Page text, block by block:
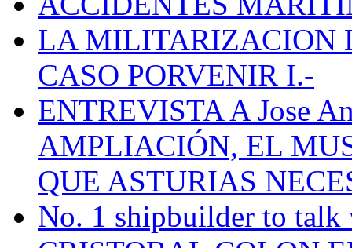
LA MILITARIZACION
CASO PORVENIR I.-
ENTREVISTA A Jose
AMPLIACIÓN, EL
QUE ASTURIAS
No. 1 shipbuilder to talk